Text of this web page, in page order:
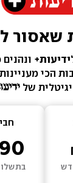
שאסור
ידיעות+
הכי מעניינות
של